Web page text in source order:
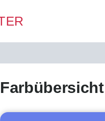
Farbübersicht